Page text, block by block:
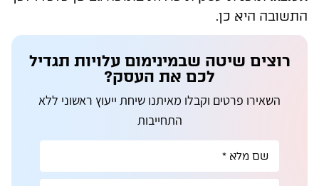
התשובה היא כן.
רוצים שיטה שבמינימום עלויות תגדיל
לכם את העסק?
השאירו פרטים וקבלו מאיתנו שיחת ייעוץ ראשוני ללא
התחייבות